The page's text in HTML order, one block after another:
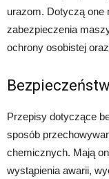
urazom. Dotyczą one
zabezpieczenia
ochrony osobistej
Przepisy dotyczące
sposób
chemicznych. Mają
wystąpienia awarii,